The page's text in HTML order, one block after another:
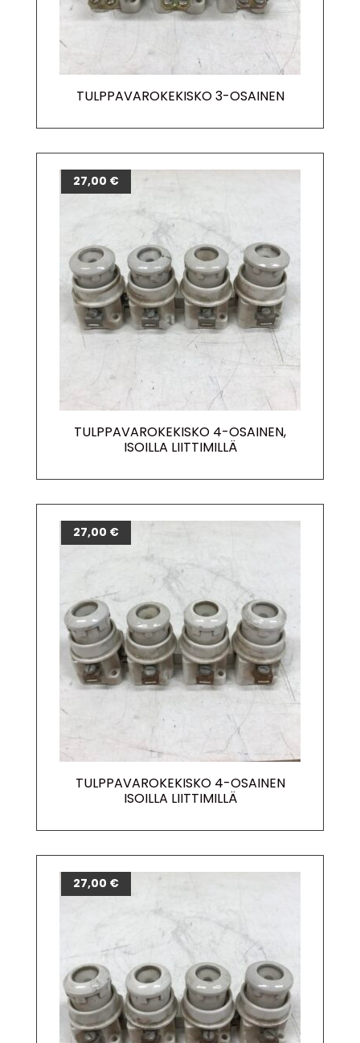
TULPPAVAROKEKISKO 3-OSAINEN
TULPPAVAROKEKISKO 4-OSAINEN,
ISOILLA LIITTIMILLÄ
27,00 €
TULPPAVAROKEKISKO 4-OSAINEN
ISOILLA LIITTIMILLÄ
27,00 €
27,00 €